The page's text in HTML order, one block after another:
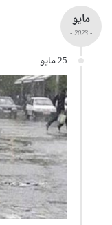
مايو
- 2023 -
25 مايو